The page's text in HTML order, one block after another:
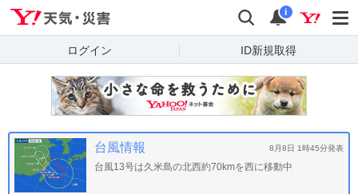
検索 通知
i
ログイン ID新規取得
台風情報 8月8日 1時45分発表
台風13号は久米島の北西約70kmを西に移動中